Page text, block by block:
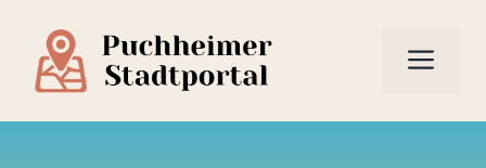
Inhalt
springen